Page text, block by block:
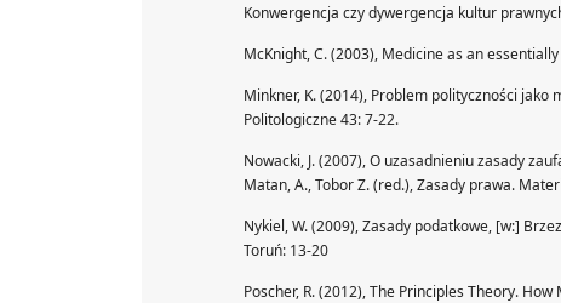
Konwergencja czy dywergencja kultur
McKnight, C. (2003), Medicine as an
Minkner, K. (2014), Problem polityczności
Politologiczne 43: 7-22.
Nowacki, J. (2007), O uzasadnieniu zasady
Matan, A., Tobor Z. (red.), Zasady prawa.
Nykiel, W. (2009), Zasady podatkowe, [w:]
Toruń: 13-20
Poscher, R. (2012), The Principles Theory.